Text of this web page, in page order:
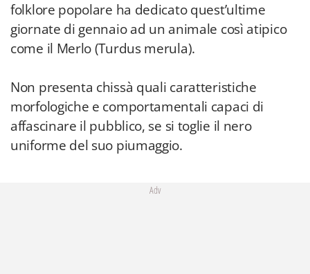
folklore popolare ha dedicato quest’ultime
giornate di gennaio ad un animale così atipico
come il Merlo (Turdus merula).
Non presenta chissà quali caratteristiche
morfologiche e comportamentali capaci di
affascinare il pubblico, se si toglie il nero
uniforme del suo piumaggio.
Adv